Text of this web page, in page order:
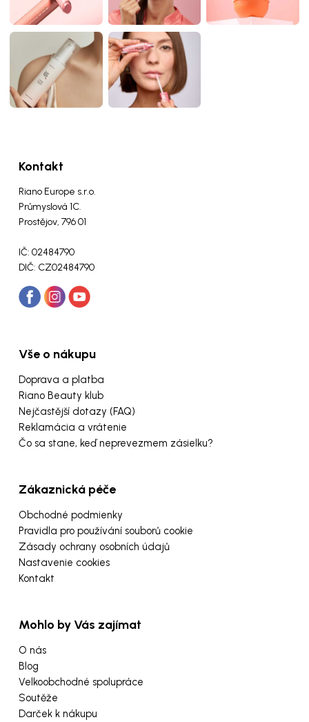
Kontakt
Riano Europe s.r.o.
Průmyslová 1C.
Prostějov, 796 01
IČ: 02484790
DIČ: CZ02484790
Vše o nákupu
Doprava a platba
Riano Beauty klub
Nejčastější dotazy (FAQ)
Reklamácia a vrátenie
Čo sa stane, keď neprevezmem zásielku?
Zákaznická péče
Obchodné podmienky
Pravidla pro používání souborů cookie
Zásady ochrany osobních údajů
Nastavenie cookies
Kontakt
Mohlo by Vás zajímat
O nás
Blog
Velkoobchodné spolupráce
Soutěže
Darček k nákupu